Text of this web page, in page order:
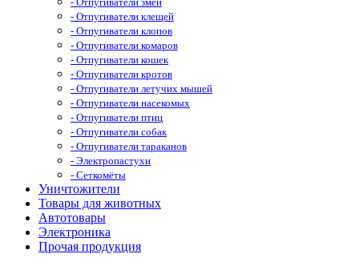
- Отпугиватели клещей
- Отпугиватели клопов
- Отпугиватели комаров
- Отпугиватели кошек
- Отпугиватели кротов
- Отпугиватели летучих мышей
- Отпугиватели насекомых
- Отпугиватели птиц
- Отпугиватели собак
- Отпугиватели тараканов
- Электропастухи
- Сеткомёты
Уничтожители
Товары для животных
Автотовары
Электроника
Прочая продукция